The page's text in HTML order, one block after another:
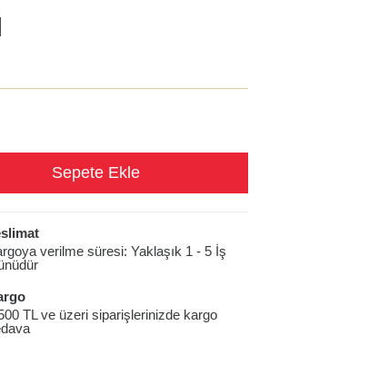
verilme süresi: Yaklaşık 1 - 5 İş
TL ve üzeri siparişlerinizde kargo